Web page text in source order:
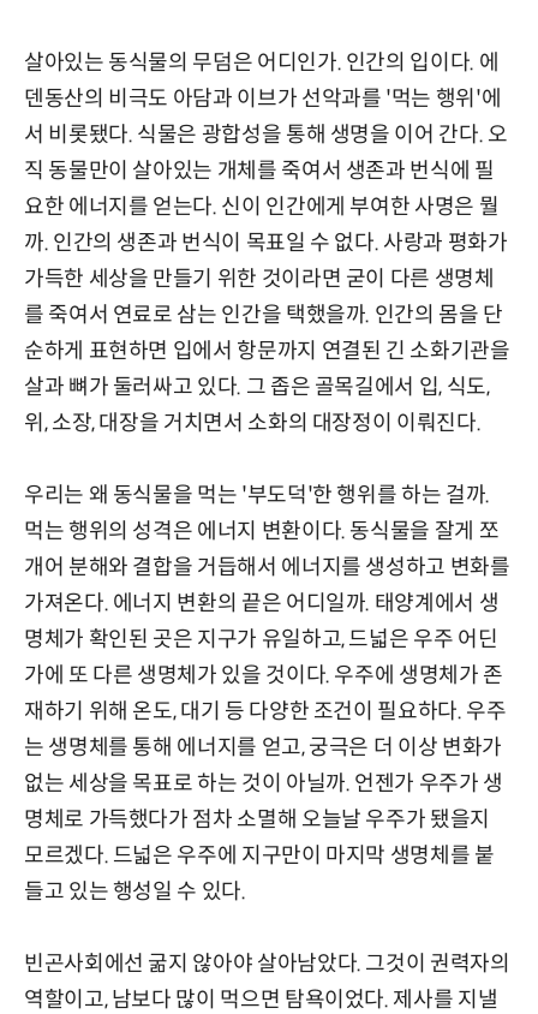
살아있는 동식물의 무덤은 어디인가. 인간의 입이다. 에
덴동산의 비극도 아담과 이브가 선악과를 '먹는 행위'에
서 비롯됐다. 식물은 광합성을 통해 생명을 이어 간다. 오
직 동물만이 살아있는 개체를 죽여서 생존과 번식에 필
요한 에너지를 얻는다. 신이 인간에게 부여한 사명은 뭘
까. 인간의 생존과 번식이 목표일 수 없다. 사랑과 평화가
가득한 세상을 만들기 위한 것이라면 굳이 다른 생명체
를 죽여서 연료로 삼는 인간을 택했을까. 인간의 몸을 단
순하게 표현하면 입에서 항문까지 연결된 긴 소화기관을
살과 뼈가 둘러싸고 있다. 그 좁은 골목길에서 입, 식도,
위, 소장, 대장을 거치면서 소화의 대장정이 이뤄진다.
우리는 왜 동식물을 먹는 '부도덕'한 행위를 하는 걸까.
먹는 행위의 성격은 에너지 변환이다. 동식물을 잘게 쪼
개어 분해와 결합을 거듭해서 에너지를 생성하고 변화를
가져온다. 에너지 변환의 끝은 어디일까. 태양계에서 생
명체가 확인된 곳은 지구가 유일하고, 드넓은 우주 어딘
가에 또 다른 생명체가 있을 것이다. 우주에 생명체가 존
재하기 위해 온도, 대기 등 다양한 조건이 필요하다. 우주
는 생명체를 통해 에너지를 얻고, 궁극은 더 이상 변화가
없는 세상을 목표로 하는 것이 아닐까. 언젠가 우주가 생
명체로 가득했다가 점차 소멸해 오늘날 우주가 됐을지
모르겠다. 드넓은 우주에 지구만이 마지막 생명체를 붙
들고 있는 행성일 수 있다.
빈곤사회에선 굶지 않아야 살아남았다. 그것이 권력자의
역할이고, 남보다 많이 먹으면 탐욕이었다. 제사를 지낼